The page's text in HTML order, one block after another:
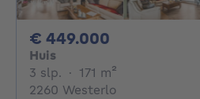
€ 449.000
Huis
3 slp. 3 slaapkamers
· 171 m²
2260 Westerlo